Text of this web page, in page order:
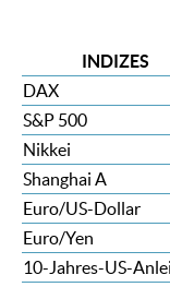
INDIZES
DAX
S&P 500
Nikkei
Shanghai A
Euro/US-Dollar
Euro/Yen
10-Jahres-US-